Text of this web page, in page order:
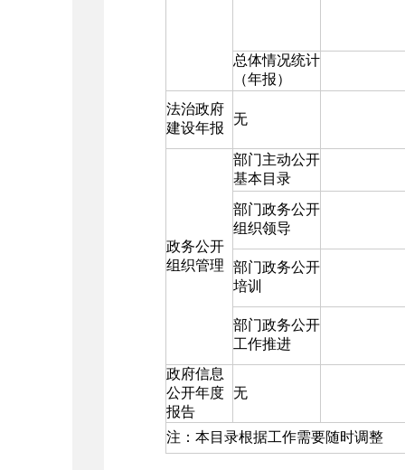
总体情况统计
（年报）
法治政府
建设年报
无
政务公开
组织管理
部门主动公开
基本目录
部门政务公开
组织领导
部门政务公开
培训
部门政务公开
工作推进
政府信息
公开年度
报告
无
注：本目录根据工作需要随时调整